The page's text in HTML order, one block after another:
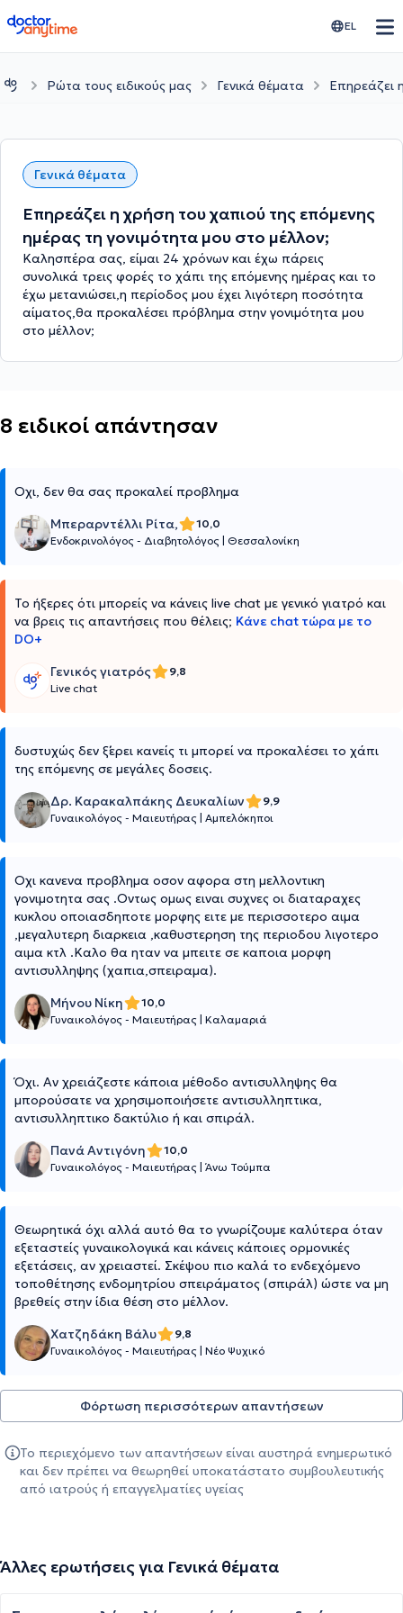
doctoranytime EL
Ρώτα τους ειδικούς μας Γενικά θέματα Επηρεάζει
Γενικά θέματα
Επηρεάζει η χρήση του χαπιού της επόμενης
ημέρας τη γονιμότητα μου στο μέλλον;
Καλησπέρα σας, είμαι 24 χρόνων και έχω πάρεις
συνολικά τρεις φορές το χάπι της επόμενης ημέρας και το
έχω μετανιώσει,η περίοδος μου έχει λιγότερη ποσότητα
αίματος,θα προκαλέσει πρόβλημα στην γονιμότητα μου
στο μέλλον;
8 ειδικοί απάντησαν
Οχι, δεν θα σας προκαλεί προβλημα
Μπεραρντέλλι Ρίτα,
10,0
Ενδοκρινολόγος - Διαβητολόγος Θεσσαλονίκη
Το ήξερες ότι μπορείς να κάνεις live chat με γενικό γιατρό και
να βρεις τις απαντήσεις που θέλεις; Κάνε chat τώρα με το
DO+
Γενικός γιατρός
9,8
Live chat
δυστυχώς δεν ξ΄΄ερει κανείς τι μπορεί να προκαλέσει το χάπι
της επόμενης σε μεγάλες δοσεις.
Δρ. Καρακαλπάκης Δευκαλίων
9,9
Γυναικολόγος - Μαιευτήρας Αμπελόκηποι
Οχι κανενα προβλημα οσον αφορα στη μελλοντικη
γονιμοτητα σας .Οντως ομως ειναι συχνες οι διαταραχες
κυκλου οποιασδηποτε μορφης ειτε με περισσοτερο αιμα
,μεγαλυτερη διαρκεια ,καθυστερηση της περιοδου λιγοτερο
αιμα κτλ .Καλο θα ηταν να μπειτε σε καποια μορφη
αντισυλληψης (χαπια,σπειραμα).
Μήνου Νίκη
10,0
Γυναικολόγος - Μαιευτήρας Καλαμαριά
Όχι. Αν χρειάζεστε κάποια μέθοδο αντισυλληψης θα
μπορούσατε να χρησιμοποιήσετε αντισυλληπτικα,
αντισυλληπτικο δακτύλιο ή και σπιράλ.
Πανά Αντιγόνη
10,0
Γυναικολόγος - Μαιευτήρας Άνω Τούμπα
Θεωρητικά όχι αλλά αυτό θα το γνωρίζουμε καλύτερα όταν
εξεταστείς γυναικολογικά και κάνεις κάποιες ορμονικές
εξετάσεις, αν χρειαστεί. Σκέψου πιο καλά το ενδεχόμενο
τοποθέτησης ενδομητρίου σπειράματος (σπιράλ) ώστε να μη
βρεθείς στην ίδια θέση στο μέλλον.
Χατζηδάκη Βάλυ
9,8
Γυναικολόγος - Μαιευτήρας Νέο Ψυχικό
Φόρτωση περισσότερων απαντήσεων
Το περιεχόμενο των απαντήσεων είναι αυστηρά ενημερωτικό
και δεν πρέπει να θεωρηθεί υποκατάστατο συμβουλευτικής
από ιατρούς ή επαγγελματίες υγείας
Άλλες ερωτήσεις για Γενικά θέματα